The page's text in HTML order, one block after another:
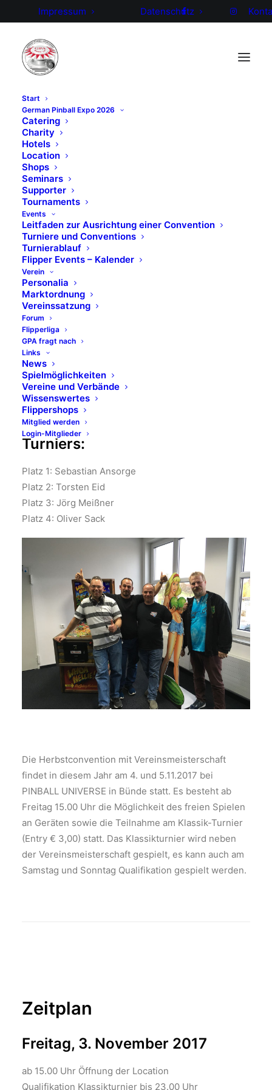
Impressum Datenschutz
Start
German Pinball Expo 2026
Catering
Charity
Hotels
Location
Shops
Seminars
Supporter
Tournaments
Events
Leitfaden zur Ausrichtung einer Convention
Turniere und Conventions
Turnierablauf
Flipper Events – Kalender
Verein
Personalia
Marktordnung
Vereinssatzung
Forum
Flipperliga
GPA fragt nach
Links
News
Spielmöglichkeiten
Vereine und Verbände
Wissenswertes
Flippershops
Mitglied werden
Login-Mitglieder
2017 Herbstcon in
Bünde
Wir gratulieren den Gewinnern
der GPA Vereinsmeisterschaft
2017:
Platz 1: Ernö Rotter
Platz 2: Johannes Ostermeier
Platz 3: Andreas Harre
Platz 4: Benjamin Gräbeldinger
Ergebnis GPA Vereinsmeisterschaft 2017
Hauptturnier (vor Finalrunde)
Ergebnis GPA Vereinsmeisterschaft 2017 Vorrunde
Ergebnisse des Classic
Turniers:
Platz 1: Sebastian Ansorge
Platz 2: Torsten Eid
Platz 3: Jörg Meißner
Platz 4: Oliver Sack
Die Herbstconvention mit Vereinsmeisterschaft
findet in diesem Jahr am 4. und 5.11.2017 bei
PINBALL UNIVERSE in Bünde statt. Es besteht ab
Freitag 15.00 Uhr die Möglichkeit des freien Spielen
an Geräten sowie die Teilnahme am Klassik-Turnier
(Entry € 3,00) statt. Das Klassikturnier wird neben
der Vereinsmeisterschaft gespielt, es kann auch am
Samstag und Sonntag Qualifikation gespielt werden.
Zeitplan
Freitag, 3. November 2017
ab 15.00 Uhr Öffnung der Location
Qualifikation Klassikturnier bis 23.00 Uhr